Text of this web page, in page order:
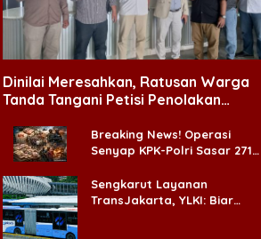
Dinilai Meresahkan, Ratusan Warga
Tanda Tangani Petisi Penolakan
Breaking News! Operasi
Senyap KPK-Polri Sasar 271
Ada ‘Badai Pemeriksaan’
Sengkarut Layanan
TransJakarta, YLKI: Biar